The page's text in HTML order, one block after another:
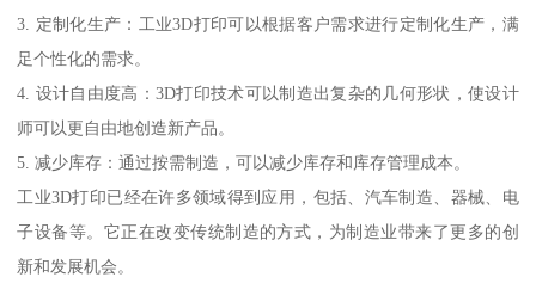
3. 定制化生产：工业3D打印可以根据客户需求进行定制化生产，满
足个性化的需求。
4. 设计自由度高：3D打印技术可以制造出复杂的几何形状，使设计
师可以更自由地创造新产品。
5. 减少库存：通过按需制造，可以减少库存和库存管理成本。
工业3D打印已经在许多领域得到应用，包括、汽车制造、器械、电
子设备等。它正在改变传统制造的方式，为制造业带来了更多的创
新和发展机会。